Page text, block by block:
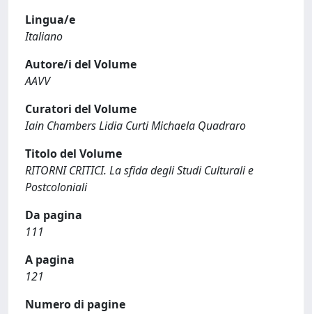
Lingua/e
Italiano
Autore/i del Volume
AAVV
Curatori del Volume
Iain Chambers Lidia Curti Michaela Quadraro
Titolo del Volume
RITORNI CRITICI. La sfida degli Studi Culturali e
Postcoloniali
Da pagina
111
A pagina
121
Numero di pagine